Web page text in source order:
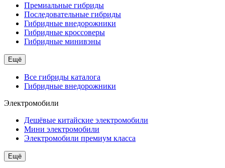
Премиальные гибриды
Последовательные гибриды
Гибридные внедорожники
Гибридные кроссоверы
Гибридные минивэны
Ещё
Все гибриды каталога
Гибридные внедорожники
Электромобили
Дешёвые китайские электромобили
Мини электромобили
Электромобили премиум класса
Ещё